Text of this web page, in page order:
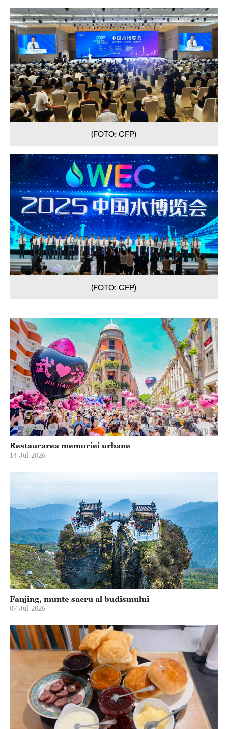
(FOTO: CFP)
(FOTO: CFP)
Restaurarea memoriei urbane
14-Jul-2026
Fanjing, munte sacru al budismului
07-Jul-2026